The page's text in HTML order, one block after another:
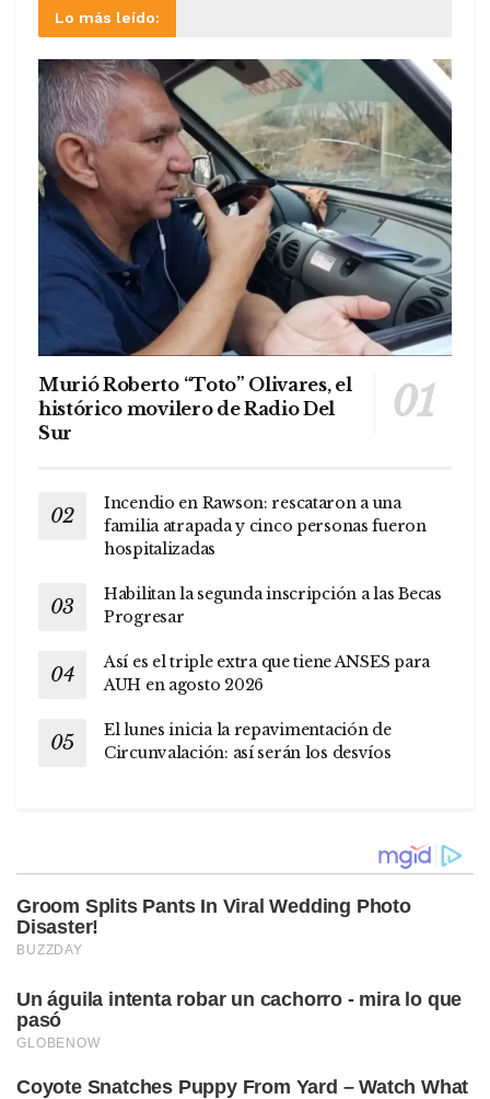
Lo más leído:
Murió Roberto “Toto” Olivares, el
histórico movilero de Radio Del
Sur
Incendio en Rawson: rescataron a una
familia atrapada y cinco personas fueron
hospitalizadas
Habilitan la segunda inscripción a las Becas
Progresar
Así es el triple extra que tiene ANSES para
AUH en agosto 2026
El lunes inicia la repavimentación de
Circunvalación: así serán los desvíos